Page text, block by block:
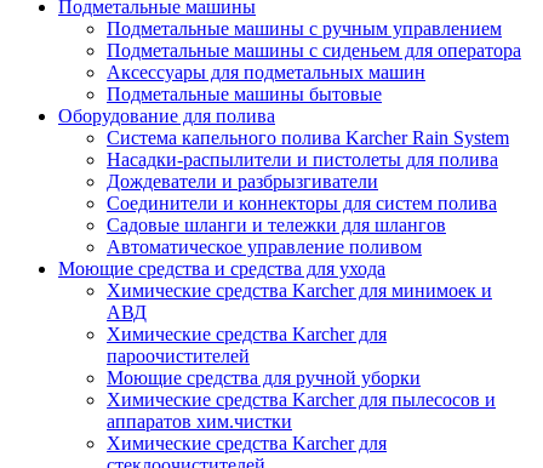
Подметальные машины
Подметальные машины с ручным управлением
Подметальные машины с сиденьем для оператора
Аксессуары для подметальных машин
Подметальные машины бытовые
Оборудование для полива
Система капельного полива Karcher Rain System
Насадки-распылители и пистолеты для полива
Дождеватели и разбрызгиватели
Соединители и коннекторы для систем полива
Садовые шланги и тележки для шлангов
Автоматическое управление поливом
Моющие средства и средства для ухода
Химические средства Karcher для минимоек и
АВД
Химические средства Karcher для
пароочистителей
Моющие средства для ручной уборки
Химические средства Karcher для пылесосов и
аппаратов хим.чистки
Химические средства Karcher для